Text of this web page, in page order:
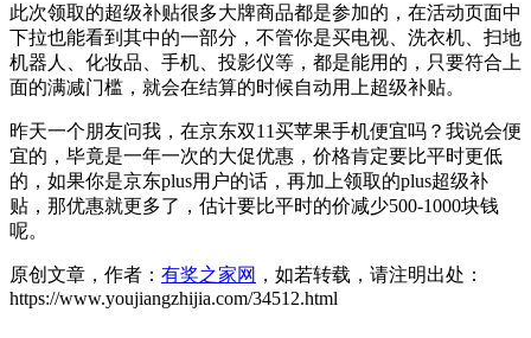
此次领取的超级补贴很多大牌商品都是参加的，在活动页面中
下拉也能看到其中的一部分，不管你是买电视、洗衣机、扫地
机器人、化妆品、手机、投影仪等，都是能用的，只要符合上
面的满减门槛，就会在结算的时候自动用上超级补贴。
昨天一个朋友问我，在京东双11买苹果手机便宜吗？我说会便
宜的，毕竟是一年一次的大促优惠，价格肯定要比平时更低
的，如果你是京东plus用户的话，再加上领取的plus超级补
贴，那优惠就更多了，估计要比平时的价减少500-1000块钱
呢。
原创文章，作者： 有奖之家网 ，如若转载，请注明出处：
https://www.youjiangzhijia.com/34512.html